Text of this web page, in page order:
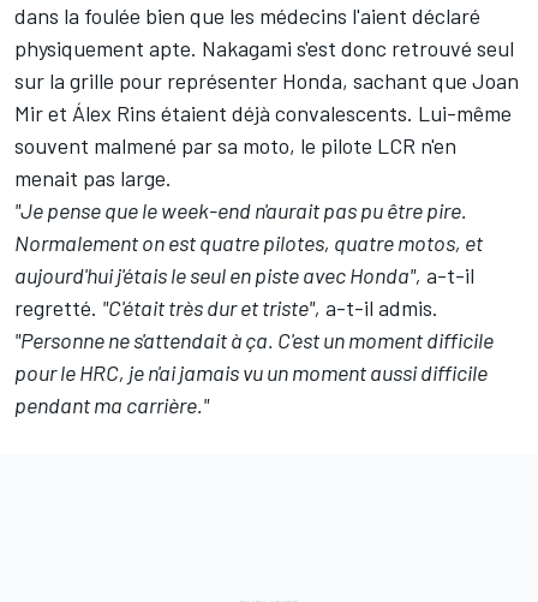
dans la foulée bien que les médecins l'aient déclaré
physiquement apte. Nakagami s'est donc retrouvé seul
sur la grille pour représenter Honda, sachant que Joan
Miret Álex Rins étaient déjà convalescents. Lui-même
souvent malmené par sa moto, le pilote LCR n'en
menait pas large.
"Je pense que le week-end n'aurait pas pu être pire.
Normalement on est quatre pilotes, quatre motos, et
aujourd'hui j'étais le seul en piste avec Honda", a-t-il
regretté. "C'était très dur et triste", a-t-il admis.
"Personne ne s'attendait à ça. C'est un moment difficile
pour le HRC, je n'ai jamais vu un moment aussi difficile
pendant ma carrière."